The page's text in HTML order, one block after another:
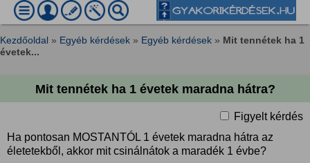
Kezdőoldal » Egyéb kérdések » Egyéb kérdések » Mit tennétek ha 1
évetek...
Mit tennétek ha 1 évetek maradna hátra?
Figyelt kérdés
Ha pontosan MOSTANTÓL 1 évetek maradna hátra az
életetekből, akkor mit csinálnátok a maradék 1 évbe?